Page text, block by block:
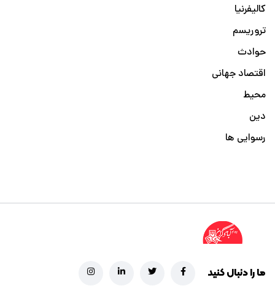
کالیفرنیا
تروریسم
حوادث
اقتصاد جهانی
محیط
دین
رسوایی ها
ما را دنبال کنید